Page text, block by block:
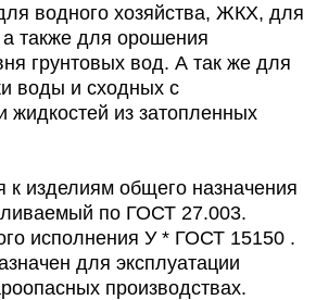
водного хозяйства, ЖКХ, для
а также для орошения
грунтовых вод. А так же для
воды и сходных с
жидкостей из затопленных
к изделиям общего назначения
по ГОСТ 27.003.
исполнения У * ГОСТ 15150 .
для эксплуатации
производствах.